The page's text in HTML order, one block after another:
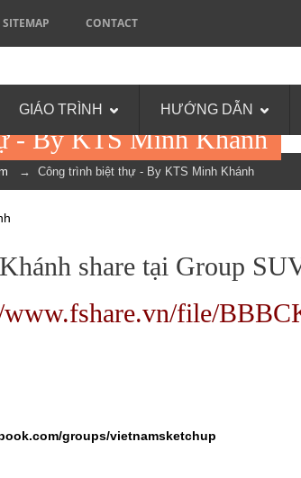
SITEMAP CONTACT
GIÁO TRÌNH HƯỚNG DẪN
→ Công trình biệt thự - By KTS Minh Khánh
- By KTS Minh Khánh
share tại Group
file/
groups/vietnamsketchup